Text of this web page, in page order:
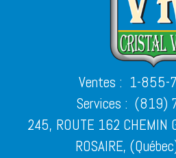
Ventes : 1-855-
Services : (819)
245, ROUTE 162 CHEMIN
ROSAIRE,